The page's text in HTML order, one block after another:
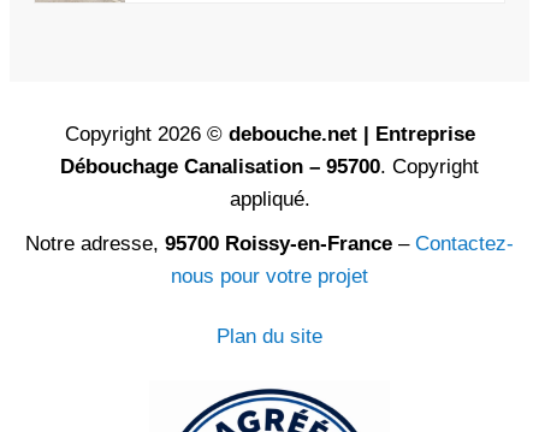
Copyright 2026 © debouche.net | Entreprise
Débouchage Canalisation – 95700. Copyright
appliqué.
Notre adresse, 95700 Roissy-en-France – Contactez-
nous pour votre projet
Plan du site